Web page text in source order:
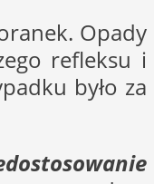
Opady
refleksu i
było za